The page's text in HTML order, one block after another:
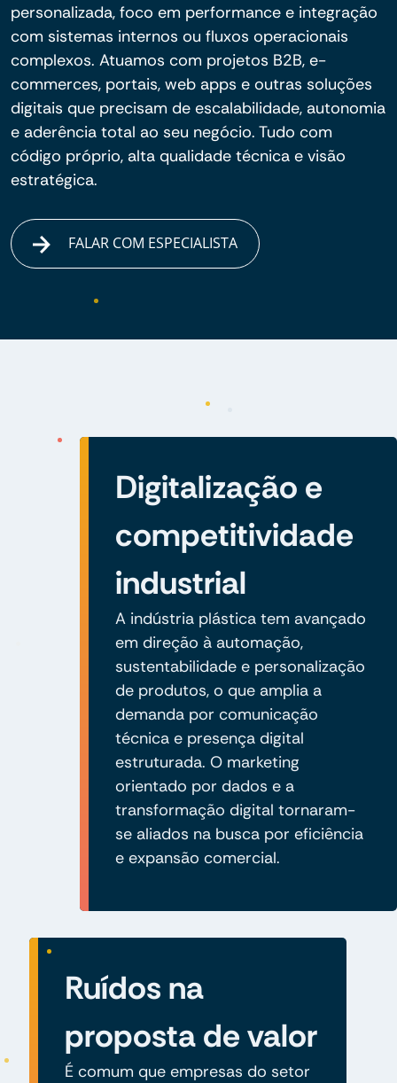
personalizada, foco em performance e integração
com sistemas internos ou fluxos operacionais
complexos. Atuamos com projetos B2B, e-
commerces, portais, web apps e outras soluções
digitais que precisam de escalabilidade, autonomia
e aderência total ao seu negócio. Tudo com
código próprio, alta qualidade técnica e visão
estratégica.
FALAR COM ESPECIALISTA
Digitalização e
competitividade
industrial
A indústria plástica tem avançado
em direção à automação,
sustentabilidade e personalização
de produtos, o que amplia a
demanda por comunicação
técnica e presença digital
estruturada. O marketing
orientado por dados e a
transformação digital tornaram-
se aliados na busca por eficiência
e expansão comercial.
Ruídos na
proposta de valor
É comum que empresas do setor